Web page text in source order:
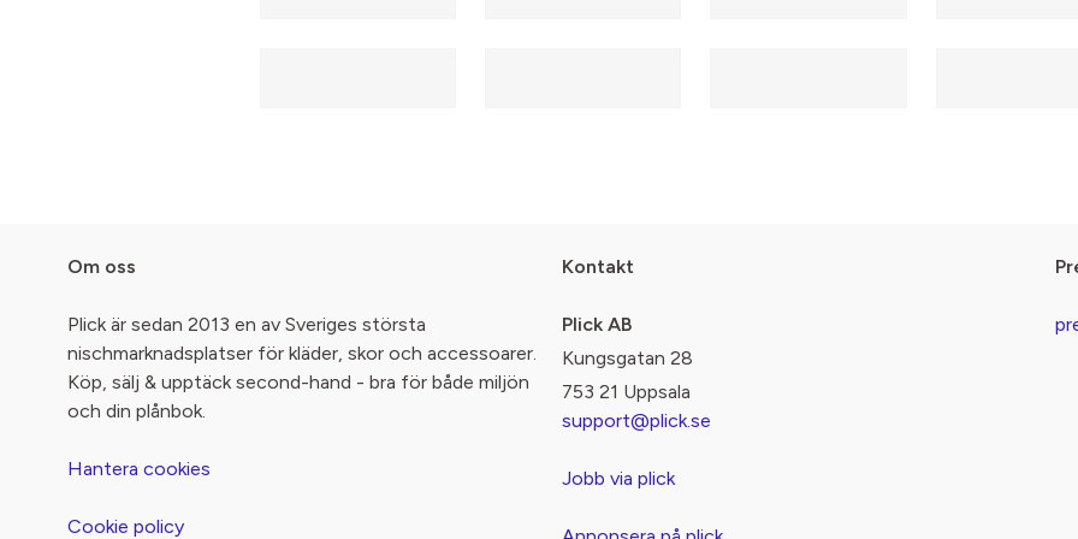
Om oss
Plick är sedan 2013 en av Sveriges största
nischmarknadsplatser för kläder, skor och accessoarer.
Köp, sälj & upptäck second-hand - bra för både miljön
och din plånbok.
Hantera cookies
Cookie policy
Kontakt
Plick AB
Kungsgatan 28
753 21 Uppsala
support@plick.se
Jobb via plick